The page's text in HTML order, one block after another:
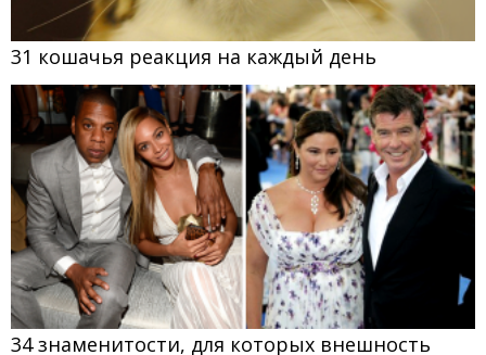
31 кошачья реакция на каждый день
34 знаменитости, для которых внешность